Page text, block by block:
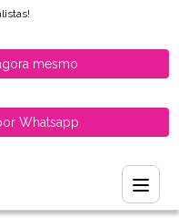
mesmo
Whatsapp